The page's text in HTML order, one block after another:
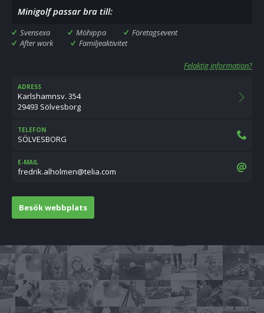
Minigolf passar bra till:
Svensexa Möhippa
Företagsevent
After work
Familjeaktivitet
Felaktig information?
ADRESS
Karlshamnsv. 354
29493 Sölvesborg
TELEFON
SÖLVESBORG
E-MAIL
moc.ailet@nemlohla.kirderf
Besök webbplats